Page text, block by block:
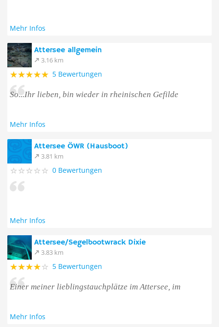
Mehr Infos
Attersee allgemein
3.16 km
5 Bewertungen
So...Ihr lieben, bin wieder in rheinischen Gefilde
Mehr Infos
Attersee ÖWR (Hausboot)
3.81 km
0 Bewertungen
Mehr Infos
Attersee/Segelbootwrack Dixie
3.83 km
5 Bewertungen
Einer meiner lieblingstauchplätze im Attersee, im
Mehr Infos